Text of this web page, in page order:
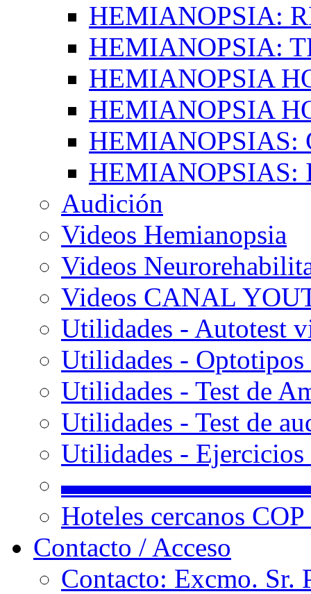
HEMIANOPSIA:
HEMIANOPSIA:
HEMIANOPSIA
HEMIANOPSIA
HEMIANOPSIAS:
HEMIANOPSIAS:
Audición
Videos Hemianopsia
Videos
Videos CANAL
Utilidades - Autotest
Utilidades -
Utilidades - Test de
Utilidades - Test de
Utilidades -
Hoteles cercanos
Contacto / Acceso
Contacto: Excmo. Sr.